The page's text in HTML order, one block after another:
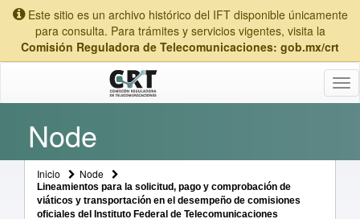
Este sitio es un archivo histórico del IFT disponible únicamente
para consulta. Para trámites y servicios vigentes, visita la
Comisión Reguladora de Telecomunicaciones: gob.mx/crt
Node
Inicio Node
Lineamientos para la solicitud, pago y comprobación de
viáticos y transportación en el desempeño de comisiones
oficiales del Instituto Federal de Telecomunicaciones